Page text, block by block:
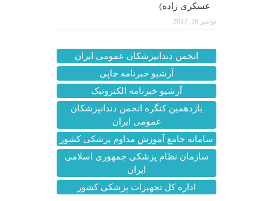
عسکری زاده)
نوامبر 16, 2017
انجمن دندانپزشکان عمومی ایران
آرشیو خبرنامه چاپی
آرشیو خبرنامه الکترونیک
یازدهمین کنگره انجمن دندانپزشکان
عمومی ایران
سامانه جامع آموزش مداوم پزشکی کشور
سازمان نظام پزشکی جمهوری اسلامی
ایران
اداره کل تجهیزات پزشکی کشور